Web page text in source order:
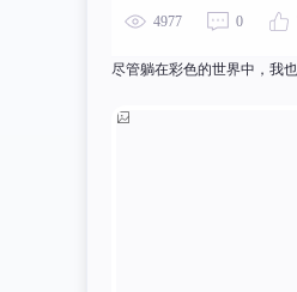
4977 0
尽管躺在彩色的世界中，我